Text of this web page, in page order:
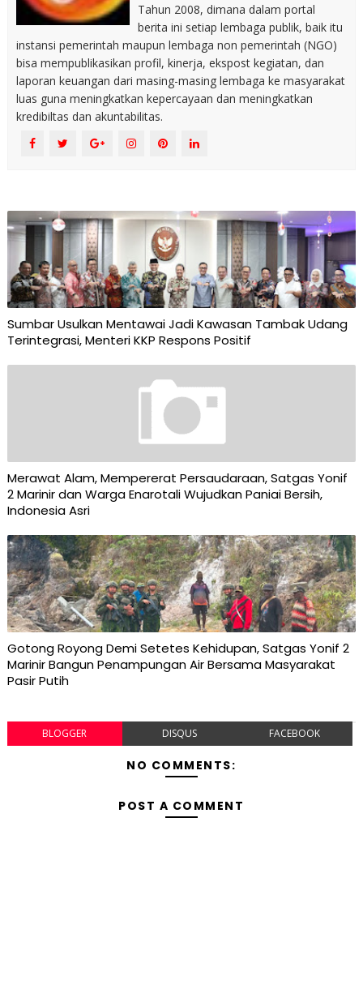
Tahun 2008, dimana dalam portal
berita ini setiap lembaga publik, baik itu
instansi pemerintah maupun lembaga non pemerintah (NGO)
bisa mempublikasikan profil, kinerja, ekspost kegiatan, dan
laporan keuangan dari masing-masing lembaga ke masyarakat
luas guna meningkatkan kepercayaan dan meningkatkan
kredibiltas dan akuntabilitas.
Sumbar Usulkan Mentawai Jadi Kawasan Tambak Udang
Terintegrasi, Menteri KKP Respons Positif
Merawat Alam, Mempererat Persaudaraan, Satgas Yonif
2 Marinir dan Warga Enarotali Wujudkan Paniai Bersih,
Indonesia Asri
Gotong Royong Demi Setetes Kehidupan, Satgas Yonif 2
Marinir Bangun Penampungan Air Bersama Masyarakat
Pasir Putih
BLOGGER DISQUS FACEBOOK
NO COMMENTS:
POST A COMMENT